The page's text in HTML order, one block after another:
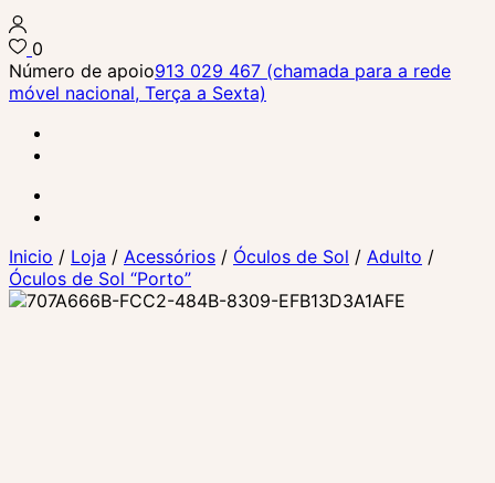
0
Número de apoio913 029 467 (chamada para a rede
móvel nacional, Terça a Sexta)
Inicio / Loja / Acessórios / Óculos de Sol / Adulto /
Óculos de Sol “Porto”